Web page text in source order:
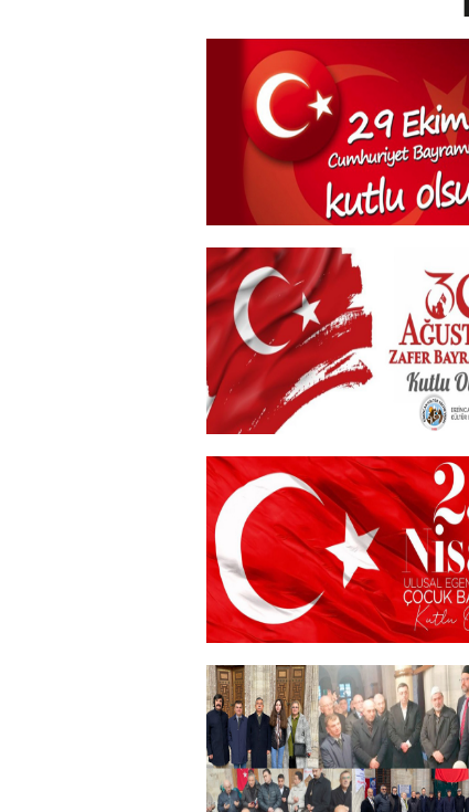
Vakıf Başkanımızdan Kandil
mesajı
+
29 Ekim Cumhuriyet Bayramı
+
30 Ağustos Zafer Bayramı
+
23 NİSAN
+